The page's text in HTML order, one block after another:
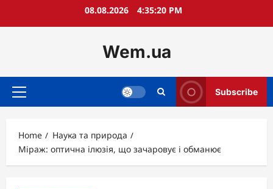
08.08.2026 4:35:22 PM
Wem.ua
Primary
Subscribe
Home
Наука та природа
Міраж: оптична ілюзія, що зачаровує і обманює